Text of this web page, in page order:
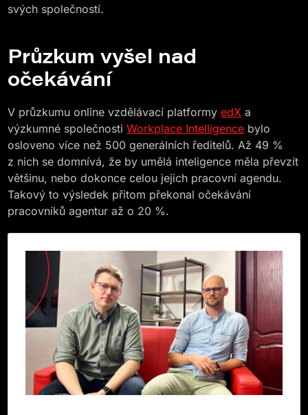
svých společností.
Průzkum vyšel nad
očekávání
V průzkumu online vzdělávací platformyedX a
výzkumné společnostiWorkplace Intelligence bylo
osloveno více než 500 generálních ředitelů. Až 49 %
z nich se domnívá, že by umělá inteligence měla převzít
většinu, nebo dokonce celou jejich pracovní agendu.
Takový to výsledek přitom překonal očekávání
pracovníků agentur až o 20 %.